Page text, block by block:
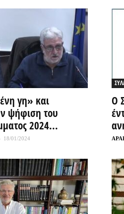
γη» και
ψήφιση του
2024...
18/01/2024
O